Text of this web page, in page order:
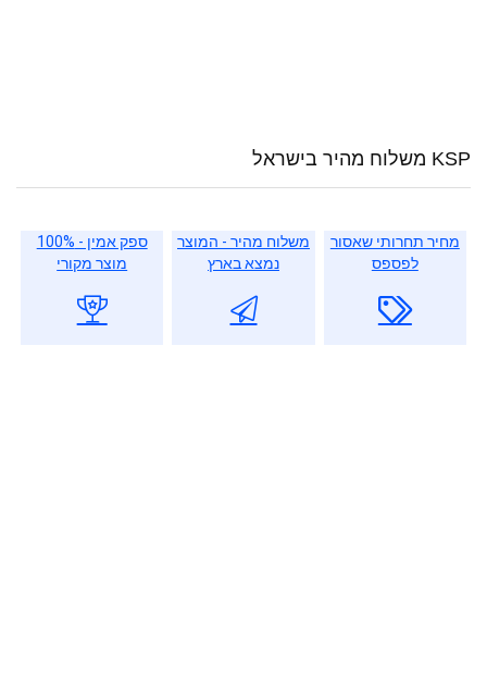
KSP משלוח מהיר בישראל
מחיר תחרותי שאסור
לפספס
משלוח מהיר - המוצר
נמצא בארץ
ספק אמין - 100%
מוצר מקורי